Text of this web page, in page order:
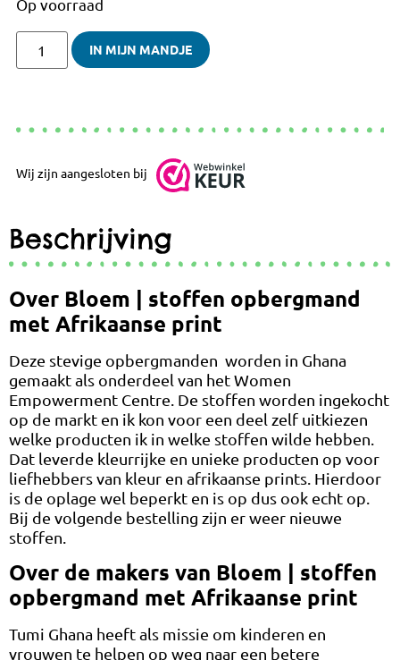
IN MIJN MANDJE
Wij zijn aangesloten bij
Beschrijving
Over Bloem | stoffen opbergmand
met Afrikaanse print
Deze stevige opbergmanden worden in Ghana
gemaakt als onderdeel van het Women
Empowerment Centre. De stoffen worden ingekocht
op de markt en ik kon voor een deel zelf uitkiezen
welke producten ik in welke stoffen wilde hebben.
Dat leverde kleurrijke en unieke producten op voor
liefhebbers van kleur en afrikaanse prints. Hierdoor
is de oplage wel beperkt en is op dus ook echt op.
Bij de volgende bestelling zijn er weer nieuwe
stoffen.
Over de makers van Bloem | stoffen
opbergmand met Afrikaanse print
Tumi Ghana heeft als missie om kinderen en
vrouwen te helpen op weg naar een betere